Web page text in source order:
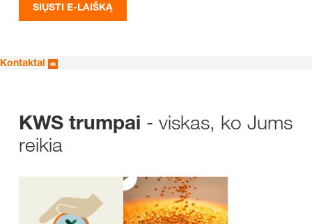
SIŲSTI E-LAIŠKĄ
Kontaktai
KWS trumpai - viskas, ko Jums
reikia